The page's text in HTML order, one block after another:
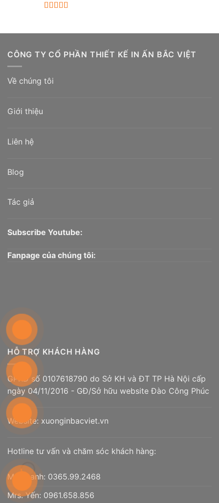
sao
CÔNG TY CỔ PHẦN THIẾT KẾ IN ẤN BẮC VIỆT
Về chúng tôi
Giới thiệu
Liên hệ
Blog
Tác giả
Subscribe Youtube:
Fanpage của chúng tôi:
HỖ TRỢ KHÁCH HÀNG
GPKD số 0107618790 do Sở KH và ĐT TP Hà Nội cấp
ngày 04/11/2016 - GĐ/Sở hữu website Đào Công Phúc
Website: xuonginbacviet.vn
Hotline tư vấn và chăm sóc khách hàng:
Mr. Thanh: 0365.99.2468
Mrs. Yến: 0961.658.856